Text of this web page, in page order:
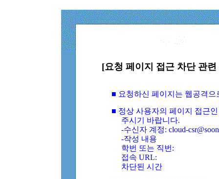
[요청 페이지 접근 차단 관
■ 요청하신 페이지는 웹공격
■ 정상 사용자의 페이지 접근
주시기 바랍니다.
-수신자 계정: cloud-
-작성 내용
학번 또는 직번:
접속 URL:
차단된 시간